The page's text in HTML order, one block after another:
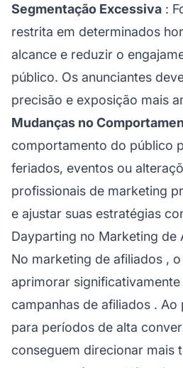
Segmentação Excessiva :
restrita em determinados
alcance e reduzir o
público. Os anunciantes
precisão e exposição mais
Mudanças no
comportamento do público
feriados, eventos ou
profissionais de marketing
e ajustar suas estratégias
Dayparting no Marketing de
No marketing de afiliados ,
aprimorar
campanhas de afiliados . Ao
para períodos de alta
conseguem direcionar mais